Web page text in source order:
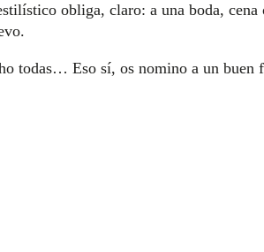
obliga, claro: a una boda,
todas… Eso sí, os nomino a un buen